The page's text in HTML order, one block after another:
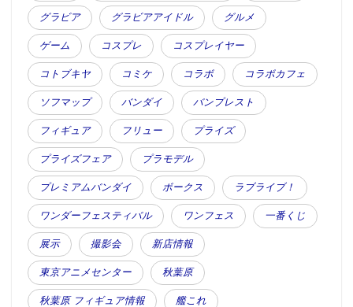
グラビア グラビアアイドル グルメ
ゲーム コスプレ コスプレイヤー
コトブキヤ コミケ コラボ コラボカフェ
ソフマップ バンダイ バンプレスト
フィギュア フリュー プライズ
プライズフェア プラモデル
プレミアムバンダイ ボークス ラブライブ！
ワンダーフェスティバル ワンフェス 一番くじ
展示 撮影会 新店情報
東京アニメセンター 秋葉原
秋葉原 フィギュア情報 艦これ